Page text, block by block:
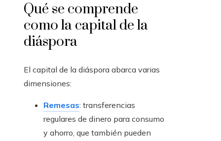
Qué se comprende
como la capital de la
diáspora
El capital de la diáspora abarca varias
dimensiones:
Remesas: transferencias
regulares de dinero para consumo
y ahorro, que también pueden